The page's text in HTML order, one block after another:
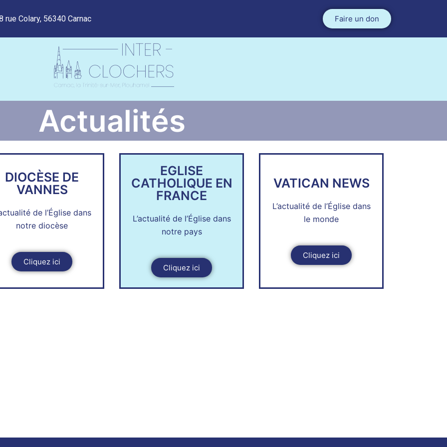
rue Colary, 56340 Carnac Faire un don
Actualités
DIOCÈSE DE
VANNES
de l’Église dans
notre diocèse
Cliquez ici
EGLISE
CATHOLIQUE EN
FRANCE
L’actualité de l’Église dans
notre pays
Cliquez ici
VATICAN NEWS
L’actualité de l’Église dans
le monde
Cliquez ici